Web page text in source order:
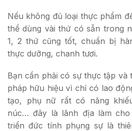
Nếu không đủ loại thực phẩm
thể dùng vài thứ có sẵn trong
1, 2 thứ cũng tốt, chuẩn bị
thực dưỡng, chanh tươi.
Bạn cần phải có sự thực tập và
pháp hữu hiệu vì chỉ có lao
tạo, phụ nữ rất có năng
núc… đây là lãnh địa làm
triển đức tính phụng sự là